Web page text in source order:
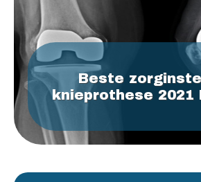
Beste
knieprothese 2021